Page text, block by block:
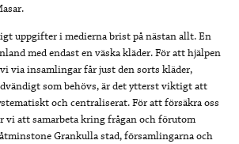
uppgifter i medierna brist på nästan allt. En
med endast en väska kläder. För att hjälpen
via insamlingar får just den sorts kläder,
som behövs, är det ytterst viktigt att
och centraliserat. För att försäkra oss
vi att samarbeta kring frågan och förutom
Grankulla stad, församlingarna och